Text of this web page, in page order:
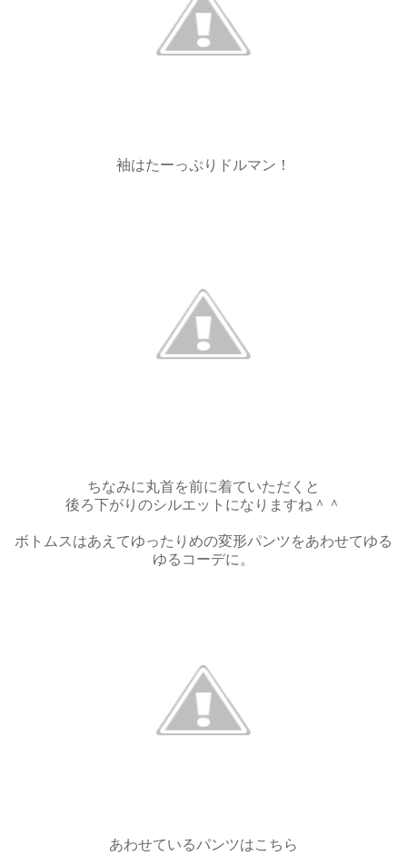
袖はたーっぷりドルマン！
ちなみに丸首を前に着ていただくと
後ろ下がりのシルエットになりますね＾＾
ボトムスはあえてゆったりめの変形パンツをあわせてゆる
ゆるコーデに。
あわせているパンツはこちら